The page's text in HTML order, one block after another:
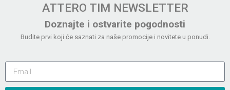
ATTERO TIM NEWSLETTER
Doznajte i ostvarite pogodnosti
Budite prvi koji će saznati za naše promocije i novitete u ponudi.